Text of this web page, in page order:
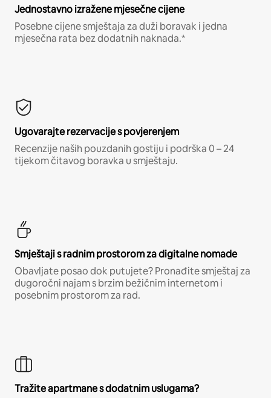
Jednostavno izražene mjesečne cijene
Posebne cijene smještaja za duži boravak i jedna
mjesečna rata bez dodatnih naknada.*
Ugovarajte rezervacije s povjerenjem
Recenzije naših pouzdanih gostiju i podrška 0 – 24
tijekom čitavog boravka u smještaju.
Smještaji s radnim prostorom za digitalne nomade
Obavljate posao dok putujete? Pronađite smještaj za
dugoročni najam s brzim bežičnim internetom i
posebnim prostorom za rad.
Tražite apartmane s dodatnim uslugama?